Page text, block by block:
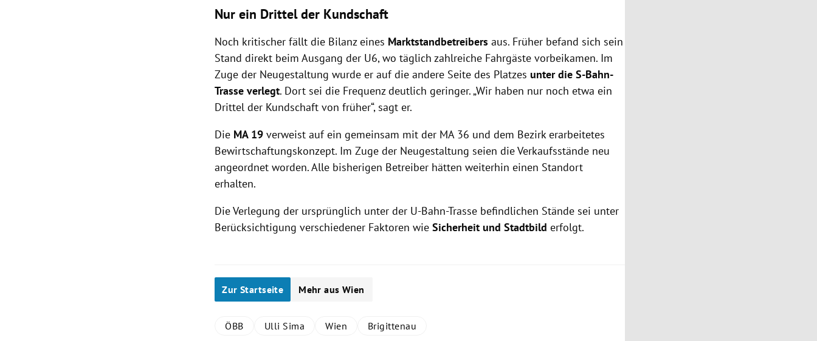
Nur ein Drittel der Kundschaft
Noch kritischer fällt die Bilanz eines Marktstandbetreibersaus. Früher befand sich sein
Stand direkt beim Ausgang der U6, wo täglich zahlreiche Fahrgäste vorbeikamen. Im
Zuge der Neugestaltung wurde er auf die andere Seite des Platzes unter die S-Bahn-
Trasse verlegt. Dort sei die Frequenz deutlich geringer. „Wir haben nur noch etwa ein
Drittel der Kundschaft von früher“, sagt er.
Die MA 19 verweist auf ein gemeinsam mit der MA 36 und dem Bezirk erarbeitetes
Bewirtschaftungskonzept. Im Zuge der Neugestaltung seien die Verkaufsstände neu
angeordnet worden. Alle bisherigen Betreiber hätten weiterhin einen Standort
erhalten.
Die Verlegung der ursprünglich unter der U-Bahn-Trasse befindlichen Stände sei unter
Berücksichtigung verschiedener Faktoren wieSicherheit und Stadtbilderfolgt.
Zur Startseite Mehr aus Wien
ÖBB Ulli Sima Wien Brigittenau